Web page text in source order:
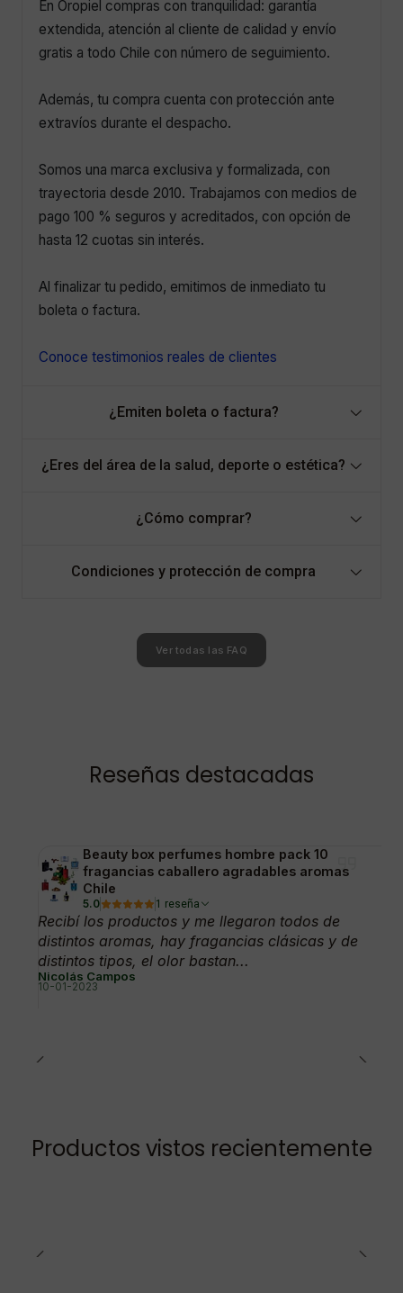
En Oropiel compras con tranquilidad: garantía
extendida, atención al cliente de calidad y envío
gratis a todo Chile con número de seguimiento.
Además, tu compra cuenta con protección ante
extravíos durante el despacho.
Somos una marca exclusiva y formalizada, con
trayectoria desde 2010. Trabajamos con medios de
pago 100 % seguros y acreditados, con opción de
hasta 12 cuotas sin interés.
Al finalizar tu pedido, emitimos de inmediato tu
boleta o factura.
Conoce testimonios reales de clientes
¿Emiten boleta o factura?
¿Eres del área de la salud, deporte o estética?
¿Cómo comprar?
Condiciones y protección de compra
Ver todas las FAQ
Reseñas destacadas
Beauty box perfumes hombre pack 10
fragancias caballero agradables aromas
Chile
5.0 1 reseña
Recibí los productos y me llegaron todos de
distintos aromas, hay fragancias clásicas y de
distintos tipos, el olor bastan...
Nicolás Campos
10-01-2023
Productos vistos recientemente